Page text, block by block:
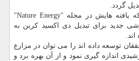
گردد.
محققان در این مطالعه که یافته هایش در مجله "Nature Energy"
جدید برای تبدیل دی اکسید کربن به
توسعه داده اند را می توان در مزارع
اندازه گیری نمود و از آن بهره برد و